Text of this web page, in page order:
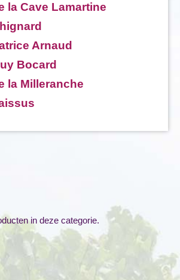
la Cave Lamartine
Arnaud
Bocard
la Milleranche
in deze categorie.